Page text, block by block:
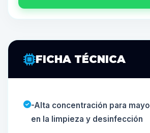
FICHA TÉCNICA
-Alta concentración para
en la limpieza y desinfección